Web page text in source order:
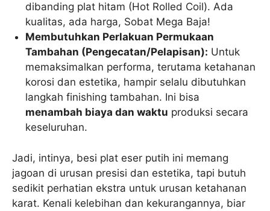
dibanding plat hitam (Hot Rolled Coil). Ada
kualitas, ada harga, Sobat Mega Baja!
Membutuhkan Perlakuan Permukaan
Tambahan (Pengecatan/Pelapisan): Untuk
memaksimalkan performa, terutama ketahanan
korosi dan estetika, hampir selalu dibutuhkan
langkah finishing tambahan. Ini bisa
menambah biaya dan waktu produksi secara
keseluruhan.
Jadi, intinya, besi plat eser putih ini memang
jagoan di urusan presisi dan estetika, tapi butuh
sedikit perhatian ekstra untuk urusan ketahanan
karat. Kenali kelebihan dan kekurangannya, biar